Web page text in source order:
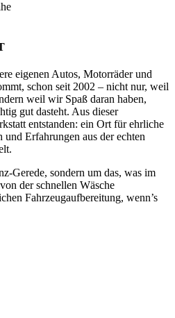
eigenen Autos, Motorräder und
schon seit 2002 – nicht nur, weil
weil wir Spaß daran haben,
gut dasteht. Aus dieser
entstanden: ein Ort für ehrliche
Erfahrungen aus der echten
Gerede, sondern um das, was im
der schnellen Wäsche
Fahrzeugaufbereitung, wenn’s